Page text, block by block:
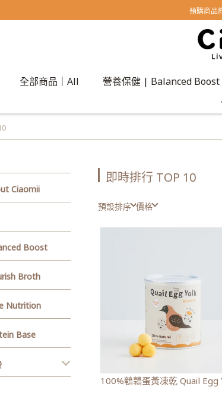
預購商品
全部商品｜All 營養保健 | Balanced Boost
Ciaomii
Boost
Broth
Nutrition
Base
即時排行 TOP 10
預設排序 價格
100%鵪鶉蛋黃凍乾 Quail Egg